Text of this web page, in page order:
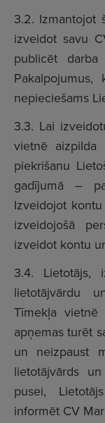
3.2. Izmantojot
izveidot savu
publicēt
nepieciešams
3.3. Lai
vietnē aizpilda
piekrišanu
gadījumā –
Izveidojot
izveidojošā
izveidot kontu
3.4. Lietotājs,
lietotājvārdu
Tīmekļa vietnē
apņemas turēt
un neizpaust
lietotājvārds
pusei,
informēt CV